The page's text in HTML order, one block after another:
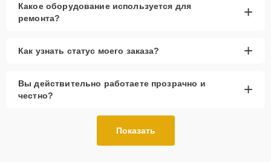
Какое оборудование используется для
ремонта?
+
Как узнать статус моего заказа? +
Вы действительно работаете прозрачно и
честно?
+
Показать